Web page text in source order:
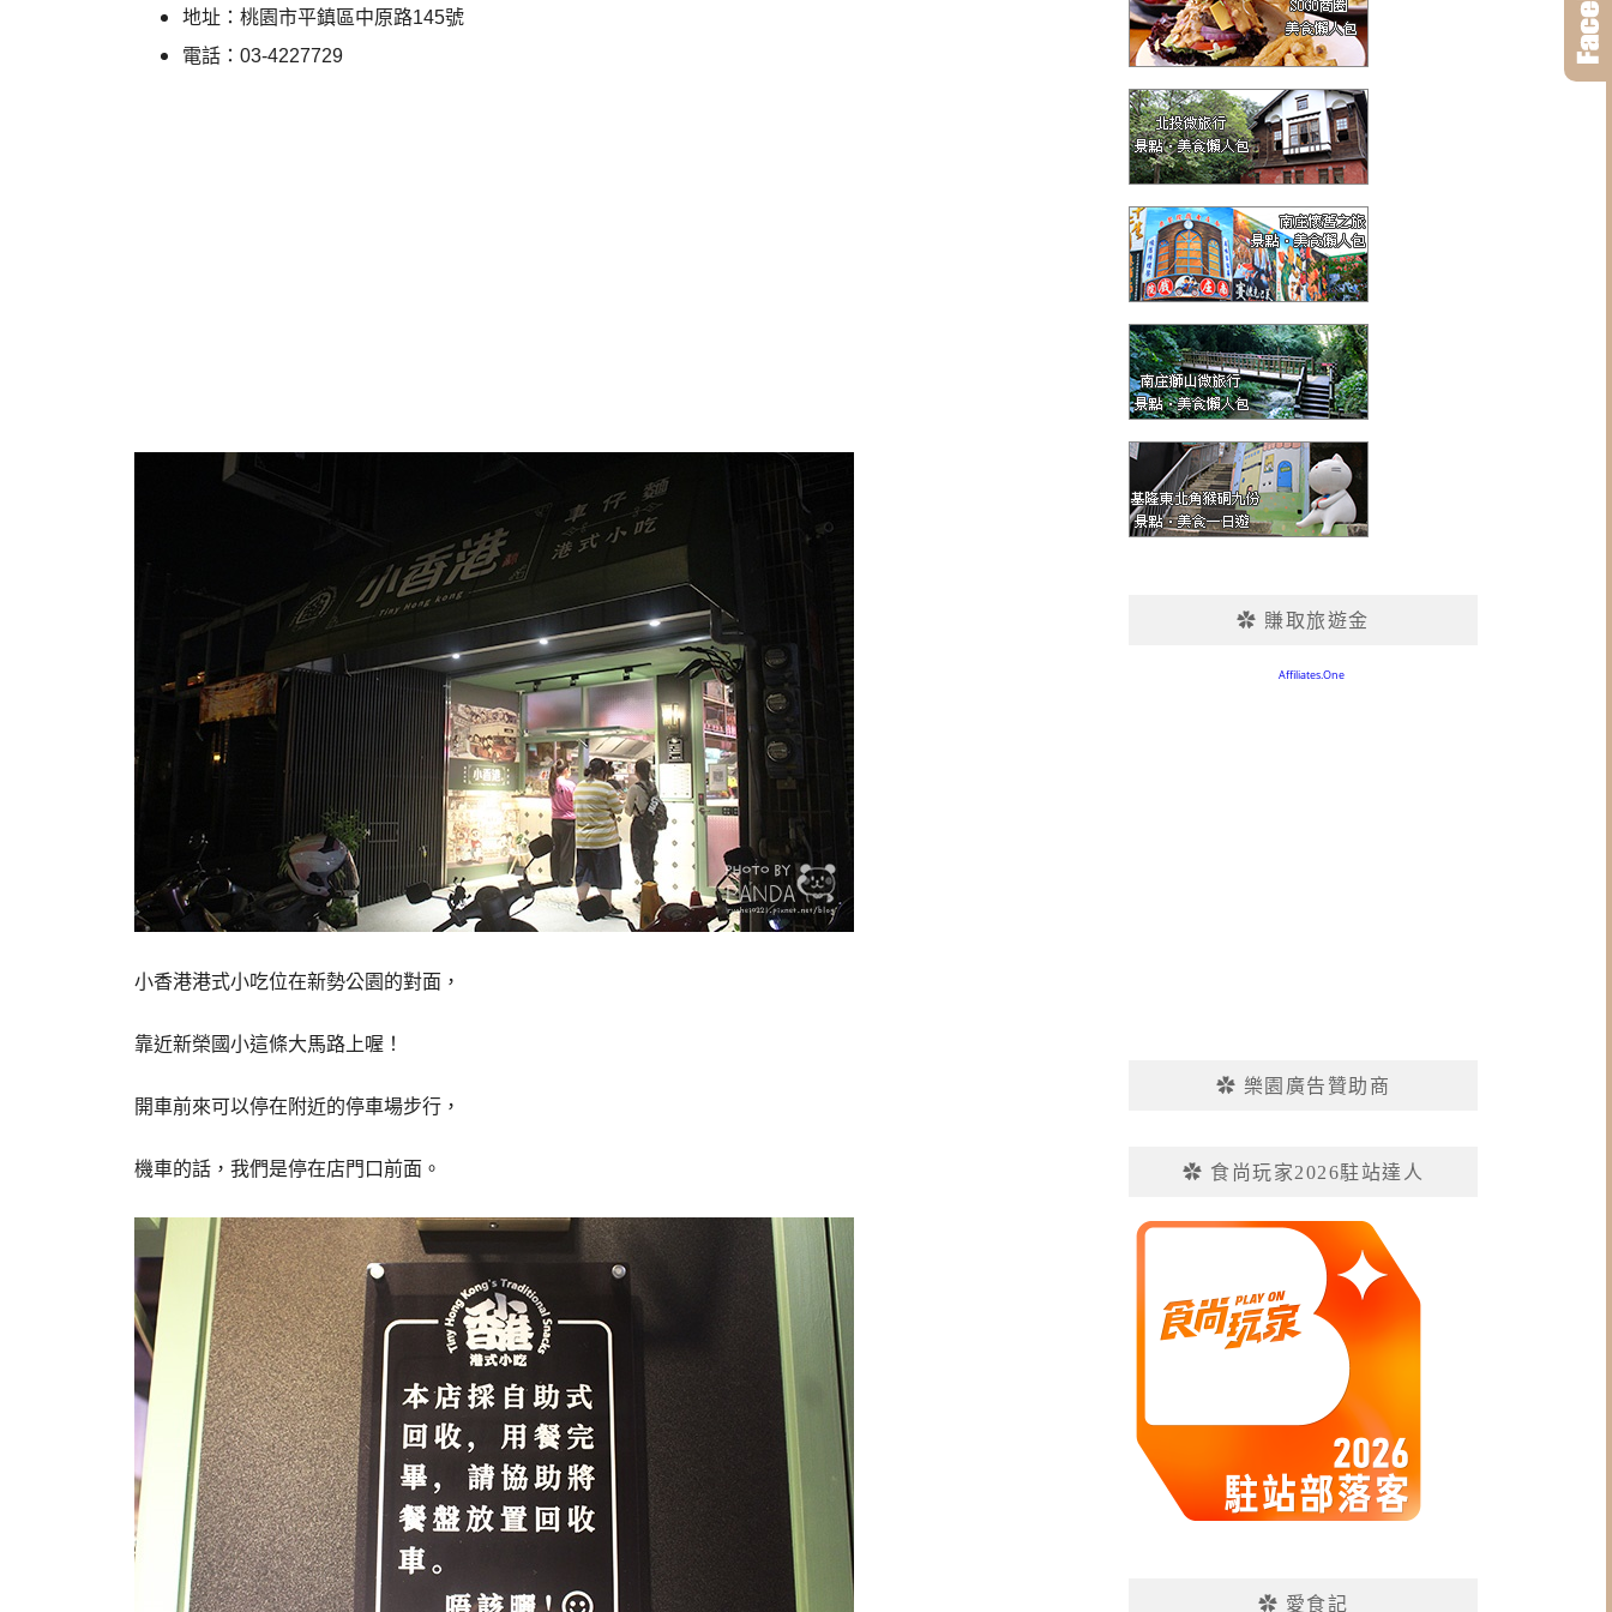
地址：桃園市平鎮區中原路145號
電話：03-4227729
小香港港式小吃位在新勢公園的對面，
靠近新榮國小這條大馬路上喔！
開車前來可以停在附近的停車場步行，
機車的話，我們是停在店門口前面。
✿ 賺取旅遊金
✿ 樂園廣告贊助商
✿ 食尚玩家2026駐站達人
✿ 愛食記